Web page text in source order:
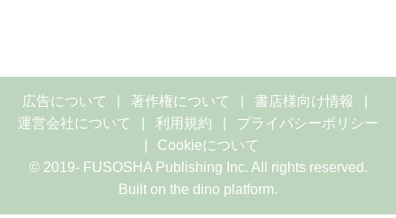
広告について 著作権について
書店様向け情報
運営会社について
利用規約
プライバシーポリシー
Cookieについて
© 2019- FUSOSHA Publishing Inc. All rights reserved.
Built on the dino platform.